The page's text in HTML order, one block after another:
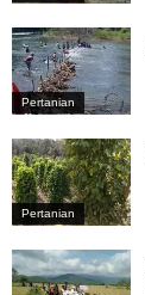
Pertanian
Pertanian